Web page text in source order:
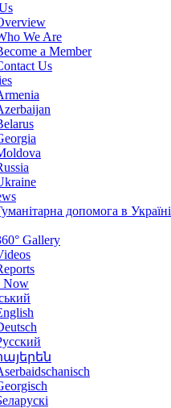
We Are
a Member
Us
допомога в Україні
Gallery
Now